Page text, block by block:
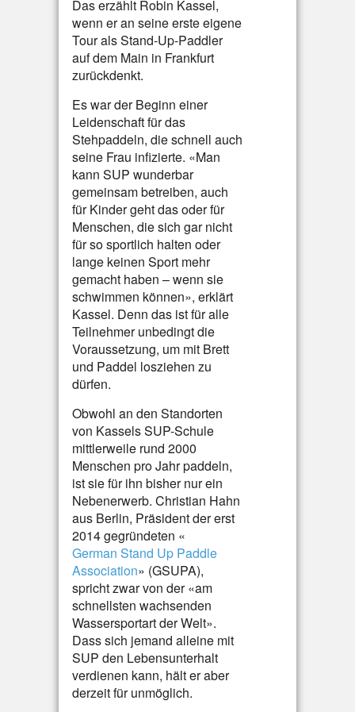
Das erzählt Robin Kassel,
wenn er an seine erste eigene
Tour als Stand-Up-Paddler
auf dem Main in Frankfurt
zurückdenkt.
Es war der Beginn einer
Leidenschaft für das
Stehpaddeln, die schnell auch
seine Frau infizierte. «Man
kann SUP wunderbar
gemeinsam betreiben, auch
für Kinder geht das oder für
Menschen, die sich gar nicht
für so sportlich halten oder
lange keinen Sport mehr
gemacht haben – wenn sie
schwimmen können», erklärt
Kassel. Denn das ist für alle
Teilnehmer unbedingt die
Voraussetzung, um mit Brett
und Paddel losziehen zu
dürfen.
Obwohl an den Standorten
von Kassels SUP-Schule
mittlerweile rund 2000
Menschen pro Jahr paddeln,
ist sie für ihn bisher nur ein
Nebenerwerb. Christian Hahn
aus Berlin, Präsident der erst
2014 gegründeten «
German Stand Up Paddle
Association» (GSUPA),
spricht zwar von der «am
schnellsten wachsenden
Wassersportart der Welt».
Dass sich jemand alleine mit
SUP den Lebensunterhalt
verdienen kann, hält er aber
derzeit für unmöglich.